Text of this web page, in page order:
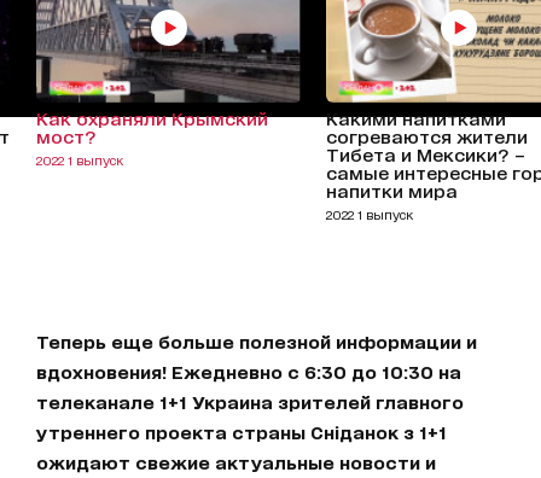
Как охраняли Крымский
мост?
2022 1 выпуск
Какими напитками
согреваются жители
Тибета и Мексики? –
самые интересные
напитки мира
2022 1 выпуск
Теперь еще больше полезной информации и
вдохновения! Ежедневно с 6:30 до 10:30 на
телеканале 1+1 Украина зрителей главного
утреннего проекта страны Сніданок з 1+1
ожидают свежие актуальные новости и